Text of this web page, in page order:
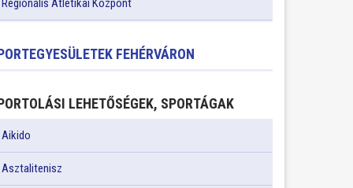
Regionális Atlétikai Központ
FEHÉRVÁRON
LEHETŐSÉGEK, SPORTÁGAK
Aikido
Asztalitenisz